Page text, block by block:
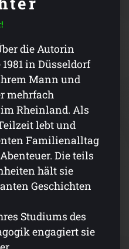
die Autorin
in Düsseldorf
Mann und
mehrfach
Rheinland. Als
lebt und
Familienalltag
Die teils
hält sie
Geschichten
Studiums des
engagiert sie